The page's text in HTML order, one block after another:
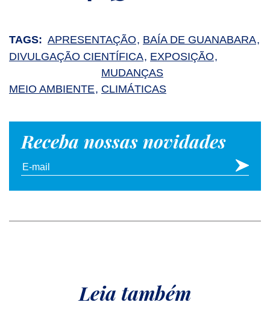
TAGS: APRESENTAÇÃO
BAÍA DE GUANABARA
DIVULGAÇÃO CIENTÍFICA EXPOSIÇÃO
MEIO AMBIENTE
MUDANÇAS
CLIMÁTICAS
Receba nossas novidades
Leia também